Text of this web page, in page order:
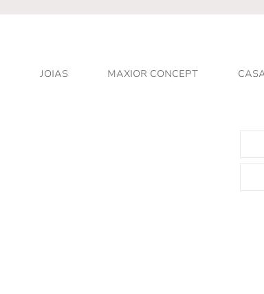
JOIAS MAXIOR CONCEPT